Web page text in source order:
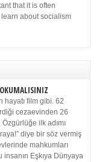
that it is often
about socialism
hayatı film gibi. 62
cezaevinden 26
ilk adımı
diye bir söz vermiş
mahkumları
Eşkıya Dünyaya